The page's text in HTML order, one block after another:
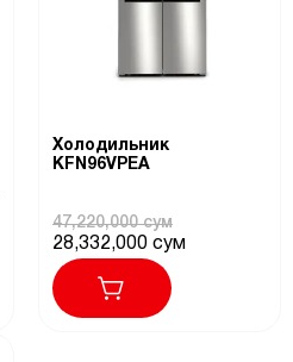
Холодильник
KFN96VPEA
47,220,000 сум
28,332,000 сум